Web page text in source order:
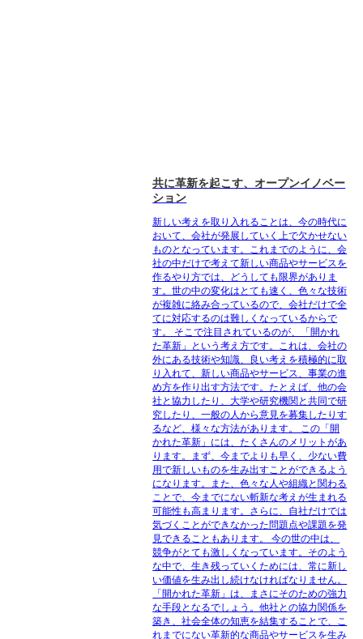
共に革新を起こす、オープンイノベー
ション
新しい考えを取り入れることは、今の時代に
おいて、会社が発展していく上で欠かせない
ものとなっています。これまでのように、会
社の中だけで考えて新しい商品やサービスを
作るやり方では、どうしても限界がありま
す。世の中の変化はとても速く、色々な技術
が複雑に絡み合っているので、会社だけで全
てに対応するのは難しくなっているからで
す。 そこで注目されているのが、「開かれ
た革新」という考え方です。これは、会社の
外にある技術や知識、良い考えを積極的に取
り入れて、新しい商品やサービス、事業の進
め方を作り出す方法です。たとえば、他の会
社と協力したり、大学や研究機関と共同で研
究したり、一般の人から意見を募集したりす
るなど、様々な方法があります。 この「開
かれた革新」には、たくさんのメリットがあ
ります。まず、今までよりも早く、少ない費
用で新しいものを生み出すことができるよう
になります。また、色々な人や組織と関わる
ことで、今までにない斬新な考えが生まれる
可能性も高まります。さらに、自社だけでは
気づくことができなかった問題点や課題を発
見できることもあります。 今の世の中は、
競争がとても激しくなっています。そのよう
な中で、生き残っていくためには、常に新し
い価値を生み出し続けなければなりません。
「開かれた革新」は、まさにそのための強力
な手段となるでしょう。他社との協力関係を
築き、社会全体の知恵を結集することで、こ
れまでにない革新的な商品やサービスを生み